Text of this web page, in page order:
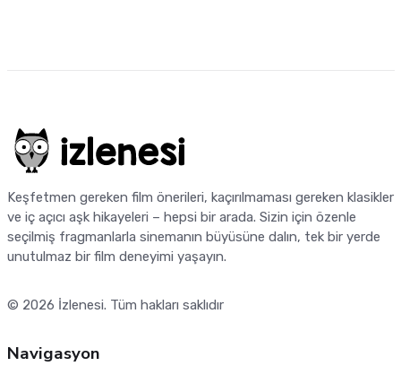
Keşfetmen gereken film önerileri, kaçırılmaması gereken klasikler
ve iç açıcı aşk hikayeleri – hepsi bir arada. Sizin için özenle
seçilmiş fragmanlarla sinemanın büyüsüne dalın, tek bir yerde
unutulmaz bir film deneyimi yaşayın.
© 2026 İzlenesi. Tüm hakları saklıdır
Navigasyon